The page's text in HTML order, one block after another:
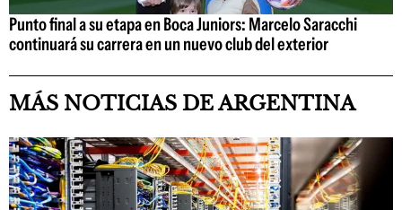
Punto final a su etapa en Boca Juniors: Marcelo Saracchi
continuará su carrera en un nuevo club del exterior
MÁS NOTICIAS DE ARGENTINA